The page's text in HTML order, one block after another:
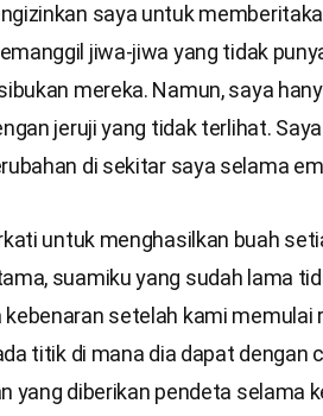
saya untuk
jiwa-jiwa yang tidak
mereka. Namun, saya
jeruji yang tidak terlihat.
di sekitar saya selama
untuk menghasilkan buah
suamiku yang sudah lama
setelah kami memulai
titik di mana dia dapat dengan
yang diberikan pendeta selama